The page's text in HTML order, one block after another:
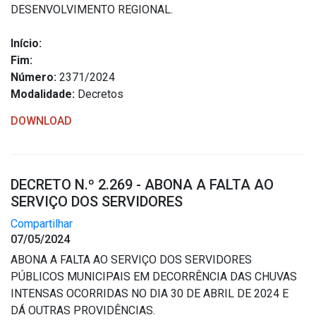
Downloads
DESENVOLVIMENTO REGIONAL.
Início:
Fim:
Número: 2371/2024
Modalidade: Decretos
DOWNLOAD
DECRETO N.º 2.269 - ABONA A FALTA AO
SERVIÇO DOS SERVIDORES
Compartilhar
07/05/2024
ABONA A FALTA AO SERVIÇO DOS SERVIDORES
PÚBLICOS MUNICIPAIS EM DECORRÊNCIA DAS CHUVAS
INTENSAS OCORRIDAS NO DIA 30 DE ABRIL DE 2024 E
DÁ OUTRAS PROVIDÊNCIAS.